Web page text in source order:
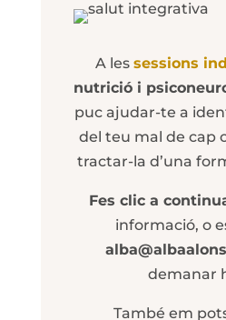
A lessessions
nutrició i
puc ajudar-te a
del teu mal de cap
tractar-la d’una
Fes clic a
informació, o
demanar
També em